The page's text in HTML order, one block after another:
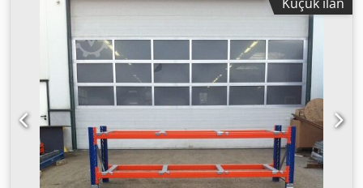
teslimdir.) Lenox Trading – En iyi depo teknolojisi ve ağır
yük rafları, kullanılmış ve yeni. Açıklama metni: Yüksek
kaliteli depo rafları satın almak mı istiyorsunuz? Lenox
Trading, yaklaşık 100 çalışanıyla, DACH bölgesindeki
(Avusturya, Almanya, İsviçre) yeni ve kullanılmış depo
teknolojileri için en büyük satıcılardan biridir. ⚡ HEMEN
TESLİM: • 10.000 metreden fazla raf, hemen teslim • 20.000
m² depo platformları ve çelik yapı platformları, hemen
mevcut • Haftalık 30-50 adet ağır yük kamyonu ile ürün
teslimatı, maksimum seçenek imkanı 📦 ÜRÜN